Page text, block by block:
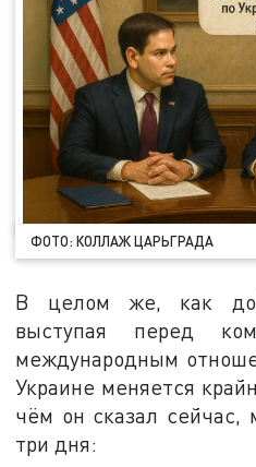
ФОТО: КОЛЛАЖ ЦАРЬГРАДА
В целом же, как
выступая перед
международным
Украине меняется
чём он сказал сейчас,
три дня: